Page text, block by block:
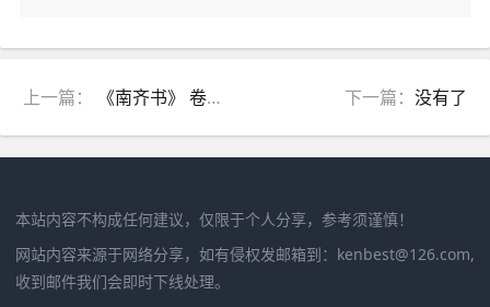
上一篇： 《南齐书》 卷五十八列传第三十九 蛮 东南夷 下一篇： 没有了
本站内容不构成任何建议，仅限于个人分享，参考须谨慎！
网站内容来源于网络分享，如有侵权发邮箱到：kenbest@126.com,
收到邮件我们会即时下线处理。